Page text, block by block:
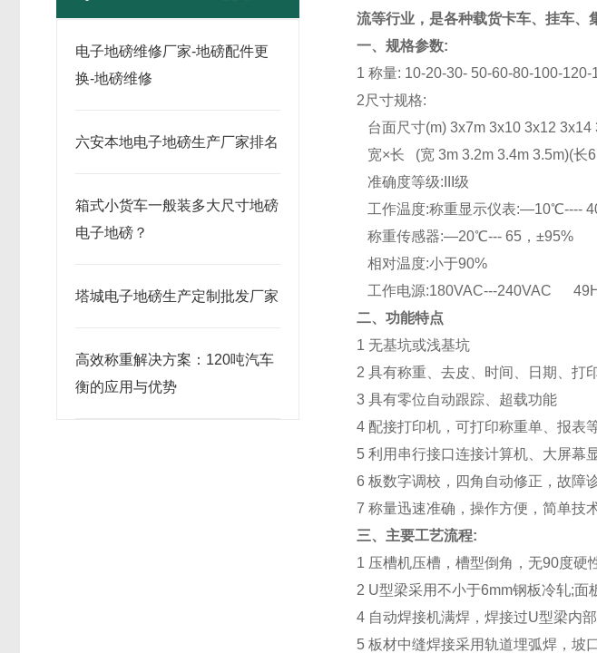
电子地磅维修厂家-地磅配件更
换-地磅维修
六安本地电子地磅生产厂家排名
箱式小货车一般装多大尺寸地磅
电子地磅？
塔城电子地磅生产定制批发厂家
高效称重解决方案：120吨汽车
衡的应用与优势
流等行业，是各种载货卡车、挂车、
一、规格参数:
1称量: 10-20-30- 50-60-80-100-120-
2尺寸规格:
台面尺寸(m) 3x7m 3x10 3x12
宽×长 (宽 3m 3.2m 3.4m 3.5m)(长
准确度等级:III级
工作温度:称重显示仪表:—10℃----
称重传感器:—20℃--- 65 ，
相对温度:小于90%
工作电源:180VAC---240VAC
二、功能特点
1 无基坑或浅基坑
2具有称重、去皮、时间、日期、打
3具有零位自动跟踪、超载功能
4 配接打印机，可打印称重单、报表
5利用串行接口连接计算机、大屏幕
6板数字调校，四角自动修正，故障
7称量迅速准确，操作方便，简单技
三、主要工艺流程:
1 压槽机压槽，槽型倒角，无90度硬
2 U型梁采用不小于6mm钢板冷轧;面
4 自动焊接机满焊，焊接过U型梁内
5板材中缝焊接采用轨道埋弧焊，坡